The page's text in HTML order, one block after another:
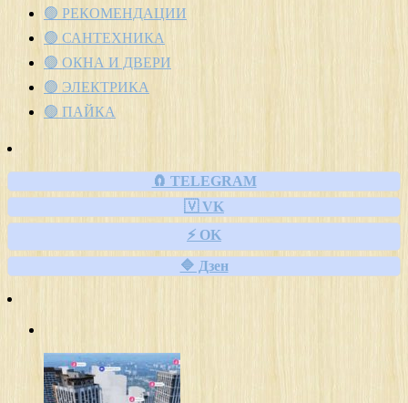
🟢 РЕКОМЕНДАЦИИ
🟢 САНТЕХНИКА
🟢 ОКНА И ДВЕРИ
🟢 ЭЛЕКТРИКА
🟢 ПАЙКА
🧲 TELEGRAM
🇻 VK
⚡ OK
🔷 Дзен